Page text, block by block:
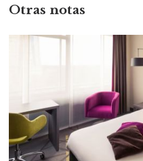
Otras notas